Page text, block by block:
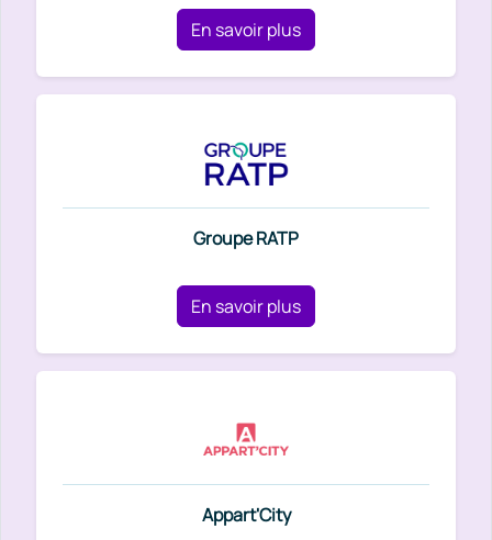
En savoir plus
Groupe RATP
En savoir plus
Appart'City